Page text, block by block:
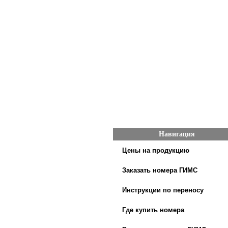
Навигация
Цены на продукцию
Заказать номера ГИМС
Инструкции по переносу
Где купить номера